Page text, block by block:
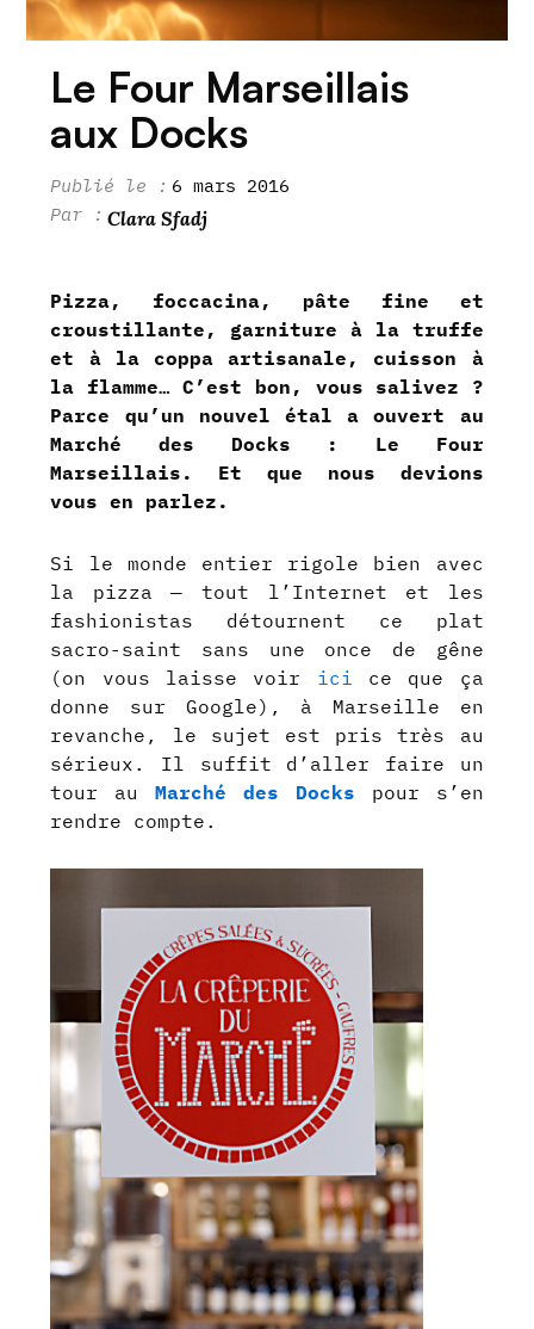
Le Four Marseillais
aux Docks
6 mars 2016
Clara Sfadj
Pizza, foccacina, pâte fine et
croustillante, garniture à la truffe
et à la coppa artisanale, cuisson à
la flamme… C’est bon, vous salivez ?
Parce qu’un nouvel étal a ouvert au
Marché des Docks : Le Four
Marseillais. Et que nous devions
vous en parlez.
Si le monde entier rigole bien avec
la pizza — tout l’Internet et les
fashionistas détournent ce plat
sacro-saint sans une once de gêne
(on vous laisse voir ici ce que ça
donne sur Google), à Marseille en
revanche, le sujet est pris très au
sérieux. Il suffit d’aller faire un
tour auMarché des Docks
pour s’en
rendre compte.